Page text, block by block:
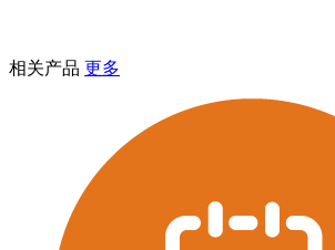
相关产品 更多